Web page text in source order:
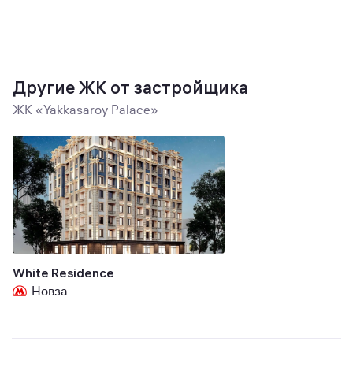
Другие ЖК от застройщика
ЖК «Yakkasaroy Palace»
White Residence
Новза